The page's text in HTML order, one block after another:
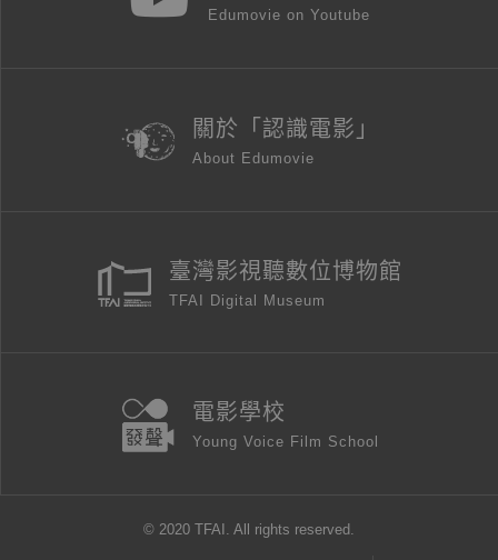
Edumovie on Youtube
關於「認識電影」
About Edumovie
臺灣影視聽數位博物館
TFAI Digital Museum
電影學校
Young Voice Film School
© 2020 TFAI. All rights reserved.